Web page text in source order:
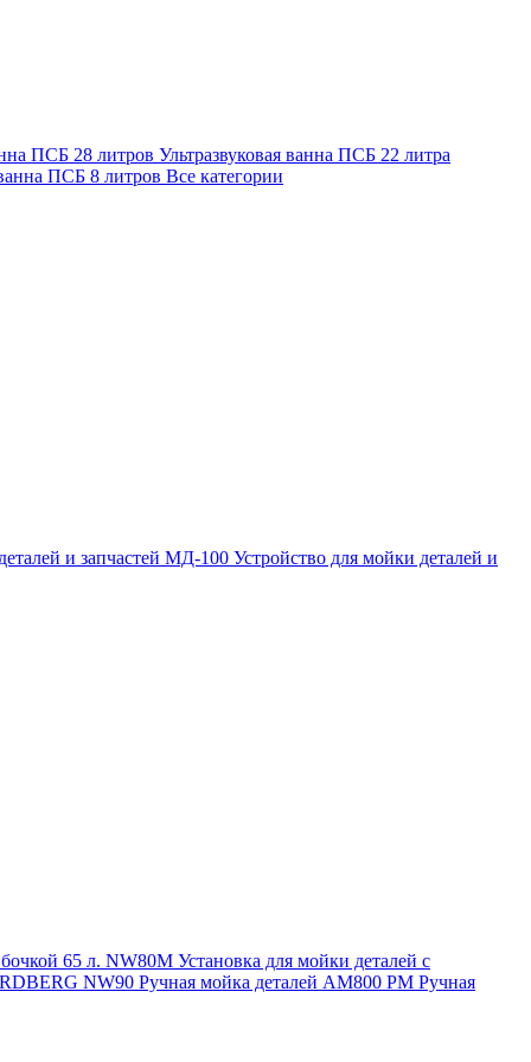
ПСБ 28 литров Ультразвуковая ванна ПСБ 22 литра
ПСБ 8 литров Все категории
и запчастей МД-100 Устройство для мойки деталей и
65 л. NW80M Установка для мойки деталей с
NW90 Ручная мойка деталей АМ800 РМ Ручная